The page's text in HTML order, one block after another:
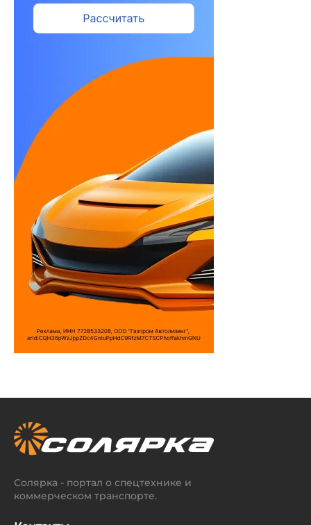
Солярка - портал о спецтехнике и
коммерческом транспорте.